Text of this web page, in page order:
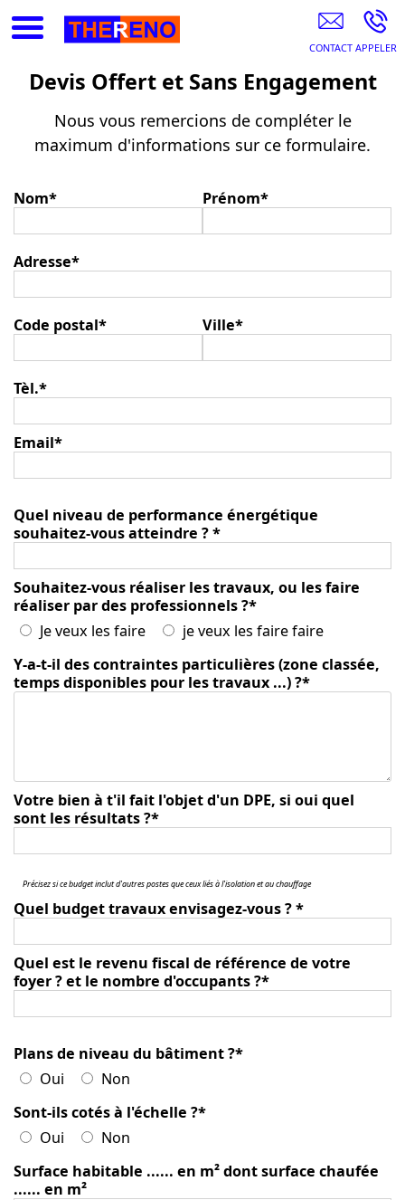
Renovation Energétique Hautes Alpes
Devis Offert et Sans Engagement
Nous vous remercions de compléter le
maximum d'informations sur ce formulaire.
Nom* Prénom*
Adresse*
Code postal* Ville*
Tèl.*
Email*
Quel niveau de performance énergétique
souhaitez-vous atteindre ?*
Souhaitez-vous réaliser les travaux, ou les faire
réaliser par des professionnels ?*
Je veux les faire
je veux les faire faire
Y-a-t-il des contraintes particulières (zone classée,
temps disponibles pour les travaux ...) ?*
Votre bien à t'il fait l'objet d'un DPE, si oui quel
sont les résultats ?*
Précisez si ce budget inclut d'autres postes que ceux liés à l'isolation et au chauffage
Quel budget travaux envisagez-vous ?*
Quel est le revenu fiscal de référence de votre
foyer ? et le nombre d'occupants ?*
Plans de niveau du bâtiment ?*
Oui
Non
Sont-ils cotés à l'échelle ?*
Oui
Non
Surface habitable ...... en m² dont surface chaufée
...... en m²